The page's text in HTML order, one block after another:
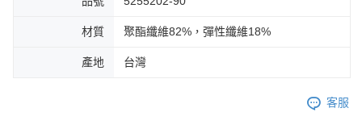
材質 聚酯纖維82%，彈性纖維18%
產地 台灣
客服